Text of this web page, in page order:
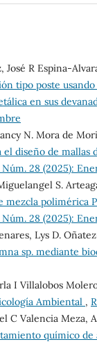
R Espina-
tipo poste
en sus
N. Mora de
diseño de
28 (2025):
S.
polimérica
28 (2025):
Lys D.
sp. mediante
I Villalobos
Ambiental ,
C Valencia Meza,
químico de